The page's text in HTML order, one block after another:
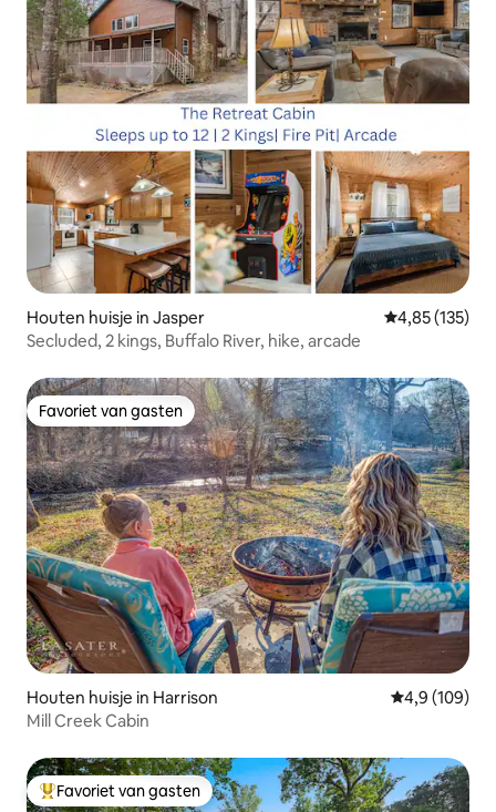
Houten huisje in Jasper Gemiddelde
4,85 (135)
Secluded, 2 kings, Buffalo River, hike, arcade
Favoriet van gasten
Favoriet van gasten
Houten huisje in Harrison Gemiddelde
4,9 (109)
Mill Creek Cabin
Topfavoriet van gasten
Favoriet van gasten